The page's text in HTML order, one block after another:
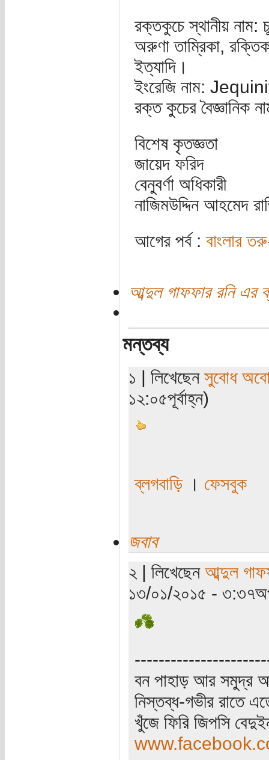
রক্তকুচে স্থানীয় নাম:
অরুণা তাম্রিকা,
ইত্যাদি।
ইংরেজি নাম:
রক্ত কুচের
বিশেষ কৃতজ্ঞতা
জায়েদ ফরিদ
বেনুবর্ণা অধিকারী
নাজিমউদ্দিন আহমেদ
আগের পর্ব : বাংলার
আব্দুল গাফফার রনি এর
মন্তব্য
১ | লিখেছেন সুবোধ
১২:০৫পূর্বাহ্ন)
ব্লগবাড়ি। ফেসবুক
জবাব
২ | লিখেছেন আব্দুল
১৩/০১/২০১৫ -
বন পাহাড় আর সমুদ্র
নিস্তব্ধ-গভীর রাতে
খুঁজে ফিরি জিপসি